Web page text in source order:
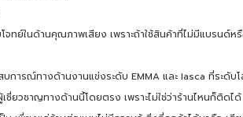
ย์ในด้านคุณภาพเสียง เพราะถ้าใช้สินค้าที่ไม่มีแบรนด์ห
การณ์ทางด้านงานแข่งระดับ EMMA และ Iasca ที่ระดั
ชี่ยวชาญทางด้านนี้โดยตรง เพราะไม่ใช่ว่าร้านไหนก็ติดได้